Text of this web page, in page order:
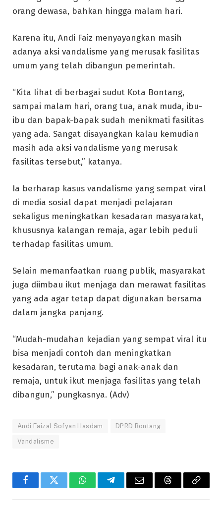
orang dewasa, bahkan hingga malam hari.
Karena itu, Andi Faiz menyayangkan masih
adanya aksi vandalisme yang merusak fasilitas
umum yang telah dibangun pemerintah.
“Kita lihat di berbagai sudut Kota Bontang,
sampai malam hari, orang tua, anak muda, ibu-
ibu dan bapak-bapak sudah menikmati fasilitas
yang ada. Sangat disayangkan kalau kemudian
masih ada aksi vandalisme yang merusak
fasilitas tersebut,” katanya.
Ia berharap kasus vandalisme yang sempat viral
di media sosial dapat menjadi pelajaran
sekaligus meningkatkan kesadaran masyarakat,
khususnya kalangan remaja, agar lebih peduli
terhadap fasilitas umum.
Selain memanfaatkan ruang publik, masyarakat
juga diimbau ikut menjaga dan merawat fasilitas
yang ada agar tetap dapat digunakan bersama
dalam jangka panjang.
“Mudah-mudahan kejadian yang sempat viral itu
bisa menjadi contoh dan meningkatkan
kesadaran, terutama bagi anak-anak dan
remaja, untuk ikut menjaga fasilitas yang telah
dibangun,” pungkasnya. (Adv)
Andi Faizal Sofyan Hasdam DPRD Bontang
Vandalisme
FacebookTwitter WhatsAppTelegramEmail ThreadsCopy